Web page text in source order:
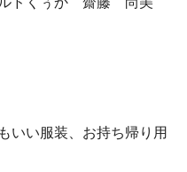
いい服装、お持ち帰り用